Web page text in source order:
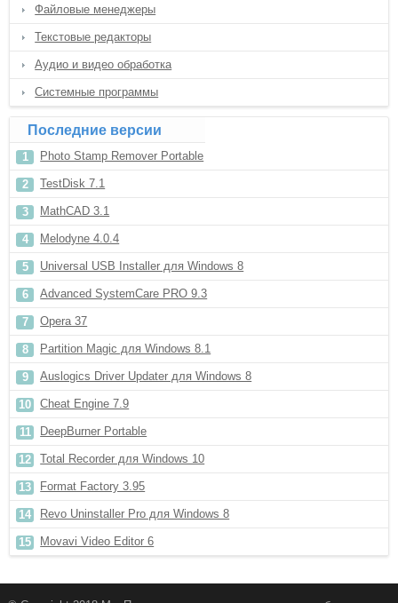
Файловые менеджеры
Текстовые редакторы
Аудио и видео обработка
Системные программы
Последние версии
Photo Stamp Remover Portable
TestDisk 7.1
MathCAD 3.1
Melodyne 4.0.4
Universal USB Installer для Windows 8
Advanced SystemCare PRO 9.3
Opera 37
Partition Magic для Windows 8.1
Auslogics Driver Updater для Windows 8
Cheat Engine 7.9
DeepBurner Portable
Total Recorder для Windows 10
Format Factory 3.95
Revo Uninstaller Pro для Windows 8
Movavi Video Editor 6